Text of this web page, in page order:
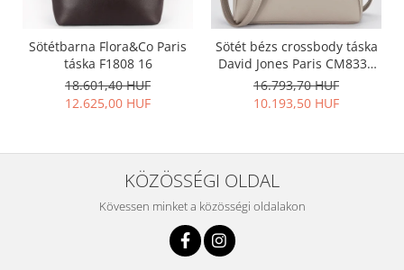
Sötétbarna Flora&Co Paris
táska F1808 16
18.601,40 HUF
12.625,00 HUF
Sötét bézs crossbody táska
David Jones Paris CM8330
15
16.793,70 HUF
10.193,50 HUF
KÖZÖSSÉGI OLDAL
Kövessen minket a közösségi oldalakon